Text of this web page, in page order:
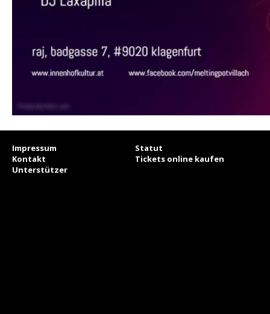
Impressum
Statut
Kontakt
Tickets online kaufen
Unterstützer